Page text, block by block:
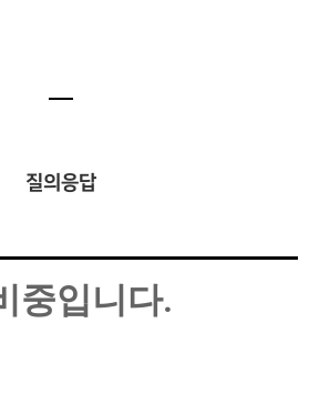
질의응답
중입니다.